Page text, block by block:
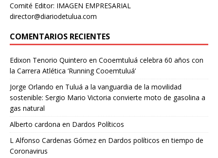
Comité Editor: IMAGEN EMPRESARIAL
director@diariodetulua.com
COMENTARIOS RECIENTES
Edixon Tenorio Quintero en Cooemtuluá celebra 60 años con
la Carrera Atlética ‘Running Cooemtuluá’
Jorge Orlando en Tuluá a la vanguardia de la movilidad
sostenible: Sergio Mario Victoria convierte moto de gasolina a
gas natural
Alberto cardona en Dardos Políticos
L Alfonso Cardenas Gómez en Dardos políticos en tiempo de
Coronavirus